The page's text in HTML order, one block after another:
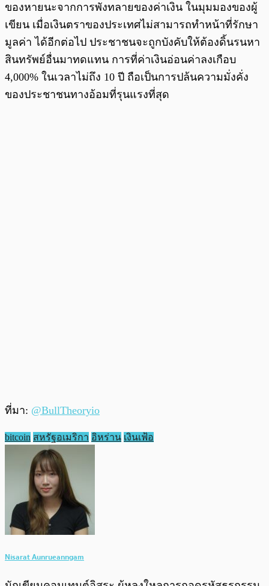
ของหายนะจากการพังทลายของค่าเงิน ในมุมมองของผู้
เขียน เมื่อเงินตราของประเทศไม่สามารถทำหน้าที่รักษา
มูลค่า ได้อีกต่อไป ประชาชนจะถูกบังคับให้ต้องดิ้นรนหา
สินทรัพย์อื่นมาทดแทน การที่ค่าเงินอ่อนค่าลงเกือบ
4,000% ในเวลาไม่ถึง 10 ปี ถือเป็นการปล้นความมั่งคั่ง
ของประชาชนทางอ้อมที่รุนแรงที่สุด
ที่มา: @BullTheoryio
bitcoin สหรัฐอเมริกา อิหร่าน เงินเฟ้อ
Nisarat Aunrueanngam